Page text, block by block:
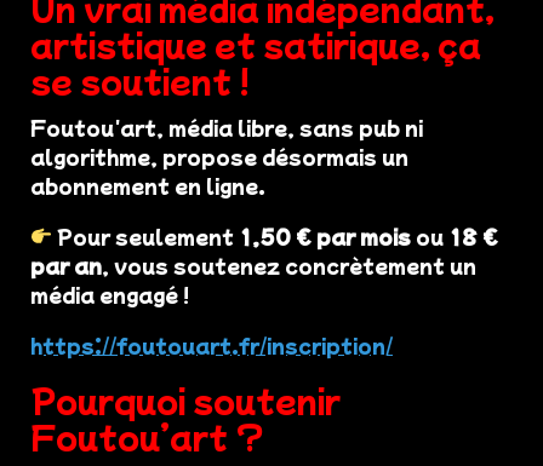
artistique et satirique, ça
se soutient !
Foutou'art, média libre, sans pub ni
algorithme, propose désormais un
abonnement en ligne.
Pour seulement 1,50 € par mois ou 18 €
par an, vous soutenez concrètement un
média engagé !
https://foutouart.fr/inscription/
Pourquoi soutenir
Foutou’art ?